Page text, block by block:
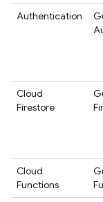
Authentication
Cloud
Firestore
Cloud
Functions